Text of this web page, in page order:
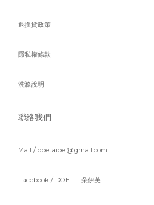
退換貨政策
隱私權條款
洗滌說明
聯絡我們
Mail / doetaipei@gmail.com
Facebook / DOE.FF 朵伊芙